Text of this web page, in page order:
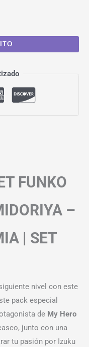
FUNKO
–
| SET
nivel con este
pack especial
de My Hero
junto con una
tu pasión por Izuku